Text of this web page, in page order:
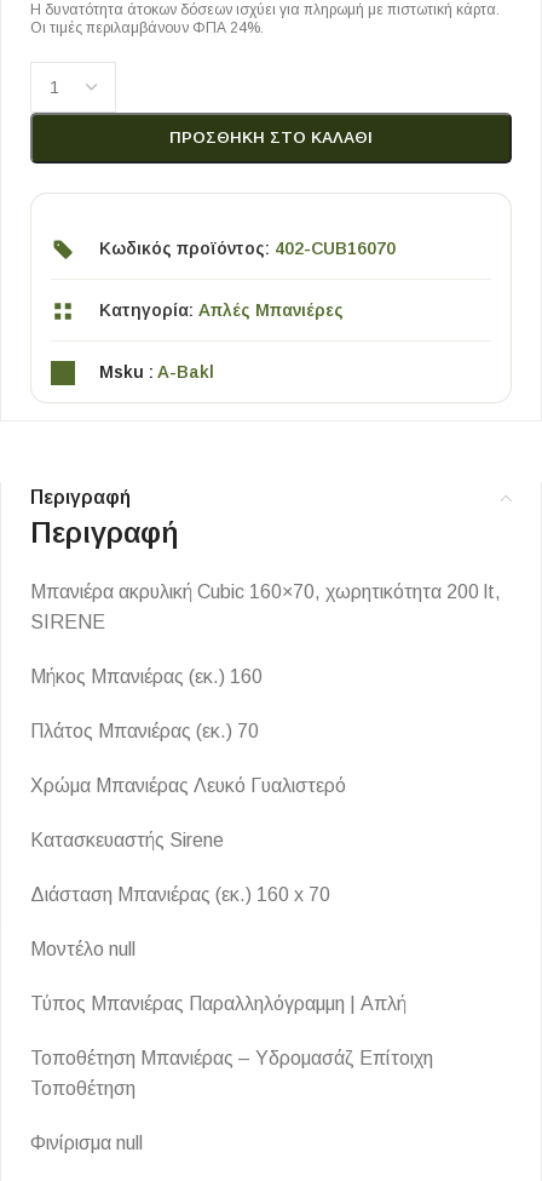
Η δυνατότητα άτοκων δόσεων ισχύει για πληρωμή με πιστωτική κάρτα.
Οι τιμές περιλαμβάνουν ΦΠΑ 24%.
ΠΡΟΣΘΉΚΗ ΣΤΟ ΚΑΛΆΘΙ
Κωδικός προϊόντος: 402-CUB16070
Κατηγορία: Απλές Μπανιέρες
Msku : A-Bakl
Περιγραφή
Περιγραφή
Μπανιέρα ακρυλική Cubic 160×70, χωρητικότητα 200 lt,
SIRENE
Μήκος Μπανιέρας (εκ.) 160
Πλάτος Μπανιέρας (εκ.) 70
Χρώμα Μπανιέρας Λευκό Γυαλιστερό
Κατασκευαστής Sirene
Διάσταση Μπανιέρας (εκ.) 160 x 70
Μοντέλο null
Τύπος Μπανιέρας Παραλληλόγραμμη | Απλή
Τοποθέτηση Μπανιέρας – Υδρομασάζ Επίτοιχη
Τοποθέτηση
Φινίρισμα null